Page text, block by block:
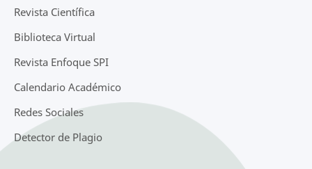
Revista Científica
Biblioteca Virtual
Revista Enfoque SPI
Calendario Académico
Redes Sociales
Detector de Plagio